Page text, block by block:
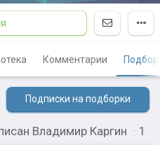
Комментарии
Подписки на подборки
Владимир Каргин · 1